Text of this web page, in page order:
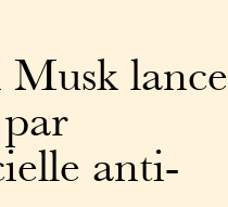
lance
anti-